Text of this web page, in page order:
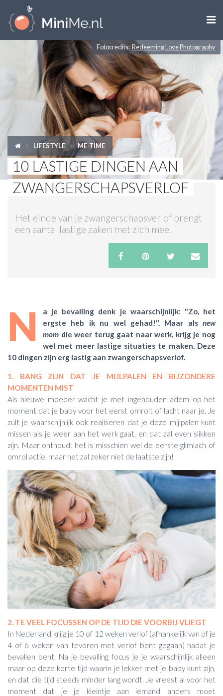

ZWANGER WORDEN
KIND
LIFESTYLE
SHOPS
Fotocredits: Redeeming Love Photography
LIFESTYLE ME-TIME
10 LASTIGE DINGEN AAN
ZWANGERSCHAPSVERLOF
Het einde van je zwangerschapsverlof brengt
een aantal lastige zaken met zich mee.
N
a je bevalling denk je waarschijnlijk: "Zo, het
ergste heb ik nu wel gehad!". Maar als new
mom die weer terug gaat naar werk, krijg je nog
wel met meer lastige situaties te maken. Deze
10 dingen zijn erg lastig aan zwangerschapsverlof.
1. BANG ZIJN DAT JE MIJLPALEN EN BIJZONDERE
MOMENTEN MIST
Als nieuwe moeder wacht je met ingehouden adem op het
moment dat je baby voor het eerst omrolt of lacht naar je. Je
zult je waarschijnlijk ook realiseren dat je deze mijlpalen kunt
missen als je weer aan het werk gaat, en dat zal even slikken
zijn. Maar onthoud: het is misschien wel de eerste glimlach of
omrol actie, maar het zal zeker niet de laatste zijn!
2. TE VEEL FOCUSSEN OP DE TIJD DIE VOORBIJ VLIEGT
In Nederland krijg je 10 of 12 weken verlof (afhankelijk van of je
4 of 6 weken van tevoren met verlof bent gegaan) nadat je
bevallen bent. Na je bevalling focus je je waarschijnlijk alleen
maar op deze korte tijd waarin je lekker met je baby kunt zijn,
en dat die tijd steeds minder lang wordt. Je vreest al voor het
moment dat je je kleintje aan iemand anders moet